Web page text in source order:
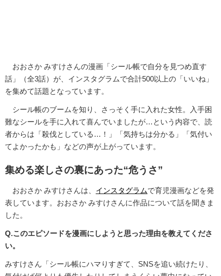
おおさか みすけさんの漫画「シール帳で自分を見つめ直す
話」（全3話）が、インスタグラムで合計500以上の「いいね」
を集めて話題となっています。
シール帳のブームを知り、さっそく手に入れた女性。入手困
難なシールを手に入れて喜んでいましたが…という内容で、読
者からは「殺伐としている…！」「気持ちは分かる」「気付い
てよかったかも」などの声が上がっています。
集める楽しさの裏にあった“危うさ”
おおさか みすけさんは、 インスタグラムで育児漫画などを発
表しています。おおさか みすけさんに作品について話を聞きま
した。
Q.このエピソードを漫画にしようと思った理由を教えてくださ
い。
みすけさん「シール帳にハマりすぎて、SNSを追い続けたり、